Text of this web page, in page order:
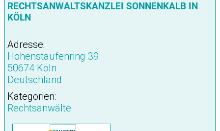
RECHTSANWALTSKANZLEI SONNENKALB IN
KÖLN
Adresse:
Hohenstaufenring 39
50674 Köln
Deutschland
Kategorien:
Rechtsanwälte